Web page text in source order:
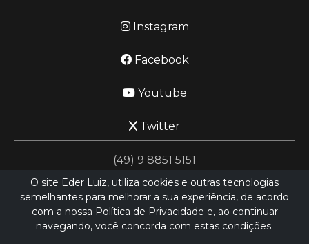
Instagram
Facebook
Youtube
Twitter
(49) 9 8851 5151
jornalismo@ederluiz.com.vc
O site Eder Luiz, utiliza cookies e outras tecnologias
semelhantes para melhorar a sua experiência, de acordo
com a nossa Política de Privacidade e, ao continuar
navegando, você concorda com estas condições.